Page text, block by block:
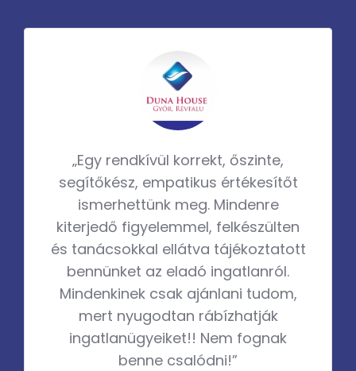
„Egy rendkívül korrekt, őszinte,
segítőkész, empatikus értékesítőt
ismerhettünk meg. Mindenre
kiterjedő figyelemmel, felkészülten
és tanácsokkal ellátva tájékoztatott
bennünket az eladó ingatlanról.
Mindenkinek csak ajánlani tudom,
mert nyugodtan rábízhatják
ingatlanügyeiket!! Nem fognak
benne csalódni!”